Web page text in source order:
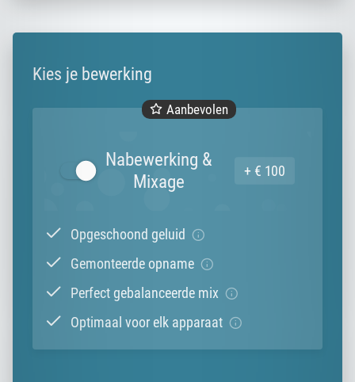
Kies je bewerking
+ € 100
Nabewerking &
Mixage
Aanbevolen
Opgeschoond geluid
Gemonteerde opname
Perfect gebalanceerde mix
Optimaal voor elk apparaat